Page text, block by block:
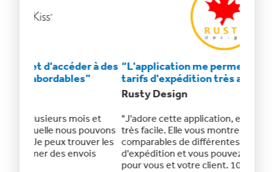
“L'application me permet d'accéder à des
tarifs d'expédition très abordables”
"J'adore cette application, elle rend l'expédition
très facile. Elle vous montre tous les tarifs
comparables de différentes sociétés
d'expédition et vous pouvez choisir le meilleur
pour vous et votre client. 10/10"